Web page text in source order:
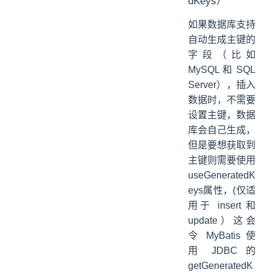
如果数据库支持
自动生成主键的
字段（比如
MySQL 和 SQL
Server），插入
数据时，不需要
设置主键，数据
库会自己生成，
但是要想获取到
主键则需要使用
useGeneratedK
eys属性，(仅适
用于 insert 和
update）这会
令 MyBatis 使
用 JDBC 的
getGeneratedK